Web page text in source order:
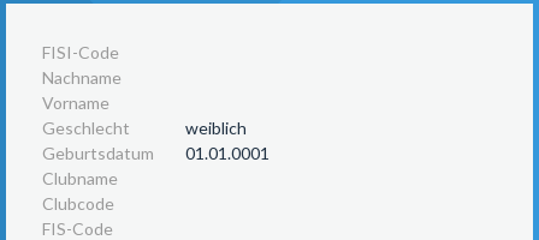
FISI-Code
Nachname
Vorname
Geschlecht
weiblich
Geburtsdatum
01.01.0001
Clubname
Clubcode
FIS-Code